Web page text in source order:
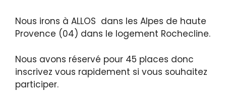
Nous irons à ALLOS dans les Alpes de haute
Provence (04) dans le logement Rochecline.
Nous avons réservé pour 45 places donc
inscrivez vous rapidement si vous souhaitez
participer.